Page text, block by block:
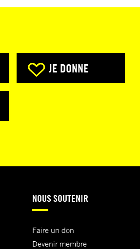
JE DONNE
NOUS SOUTENIR
Faire un don
Devenir membre